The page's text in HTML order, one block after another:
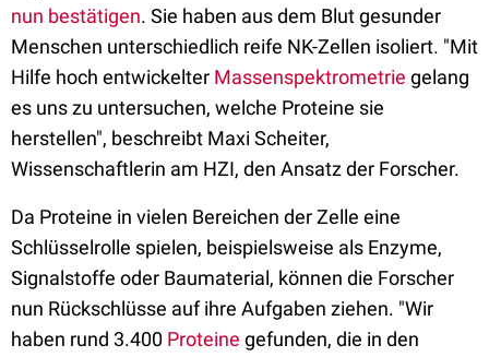
nun bestätigen. Sie haben aus dem Blut gesunder
Menschen unterschiedlich reife NK-Zellen isoliert. "Mit
Hilfe hoch entwickelter Massenspektrometrie gelang
es uns zu untersuchen, welche Proteine sie
herstellen", beschreibt Maxi Scheiter,
Wissenschaftlerin am HZI, den Ansatz der Forscher.
Da Proteine in vielen Bereichen der Zelle eine
Schlüsselrolle spielen, beispielsweise als Enzyme,
Signalstoffe oder Baumaterial, können die Forscher
nun Rückschlüsse auf ihre Aufgaben ziehen. "Wir
haben rund 3.400 Proteine gefunden, die in den